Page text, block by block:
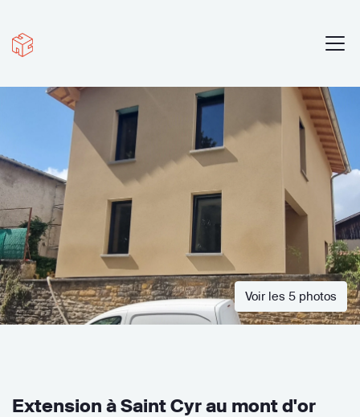
Voir les 5 photos
Extension à Saint Cyr au mont d'or